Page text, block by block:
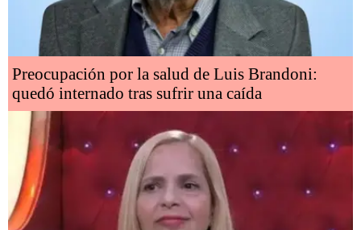
Preocupación por la salud de Luis Brandoni:
quedó internado tras sufrir una caída